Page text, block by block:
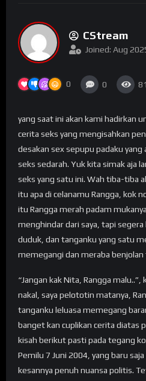
CStream
Joined: Aug
0 0
yang saat ini akan kami hadirkan
cerita seks yang mengisahkan
desakan sex sepupu padaku
seks sedarah. Yuk kita simak aja
seks yang satu ini. Wah tiba-tiba
itu apa di celanamu Rangga, kok
itu Rangga merah padam
menghindar dari saya, tapi
duduk, dan tanganku yang satu
memegangi dan meraba
“Jangan kak Nita, Rangga malu..”,
nakal, saya pelototin matanya,
tanganku leluasa memegang
banget kan cuplikan cerita diatas
kisah berikut pasti pada tegang
Pemilu 7 Juni 2004, yang baru
kesannya penuh nuansa politis.